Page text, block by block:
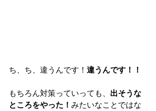
ち、ち、違うんです！ 違うんです！！
もちろん対策っていっても、 出そうな
ところをやった！ みたいなことではな